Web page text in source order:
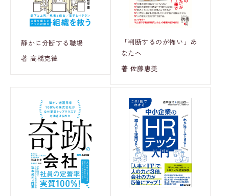
静かに分断する職場
著 高橋克徳
「判断するのが怖い」あ
なたへ
著 佐藤恵美